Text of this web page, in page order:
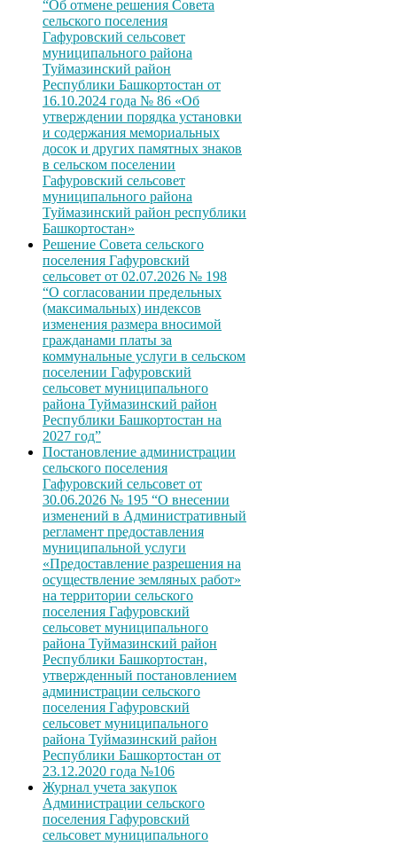
“Об отмене решения Совета
сельского поселения
Гафуровский сельсовет
муниципального района
Туймазинский район
Республики Башкортостан от
16.10.2024 года № 86 «Об
утверждении порядка установки
и содержания мемориальных
досок и других памятных знаков
в сельском поселении
Гафуровский сельсовет
муниципального района
Туймазинский район республики
Башкортостан»
Решение Совета сельского
поселения Гафуровский
сельсовет от 02.07.2026 № 198
“О согласовании предельных
(максимальных) индексов
изменения размера вносимой
гражданами платы за
коммунальные услуги в сельском
поселении Гафуровский
сельсовет муниципального
района Туймазинский район
Республики Башкортостан на
2027 год”
Постановление администрации
сельского поселения
Гафуровский сельсовет от
30.06.2026 № 195 “О внесении
изменений в Административный
регламент предоставления
муниципальной услуги
«Предоставление разрешения на
осуществление земляных работ»
на территории сельского
поселения Гафуровский
сельсовет муниципального
района Туймазинский район
Республики Башкортостан,
утвержденный постановлением
администрации сельского
поселения Гафуровский
сельсовет муниципального
района Туймазинский район
Республики Башкортостан от
23.12.2020 года №106
Журнал учета закупок
Администрации сельского
поселения Гафуровский
сельсовет муниципального